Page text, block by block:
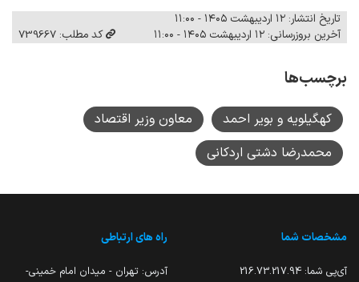
تاریخ انتشار: ۱۲ اردیبهشت ۱۴۰۵ - ۱۱:۰۰
آخرین بروزرسانی: ۱۲ اردیبهشت ۱۴۰۵ - ۱۱:۰۰
کد مطلب: 739667
برچسب‌ها
کهگیلویه و بویر احمد
معاون وزیر اقتصاد
محمدرضا دشتی اردکانی
مشخصات شما
آی‌پی شما: 216.73.217.94
راه های ارتباطی
آدرس: تهران - میدان امام خمینی-